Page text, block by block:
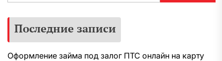
Последние записи
Оформление займа под залог ПТС онлайн на карту